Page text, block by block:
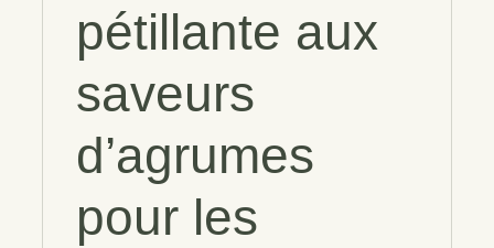
pétillante aux
saveurs
d’agrumes
pour les